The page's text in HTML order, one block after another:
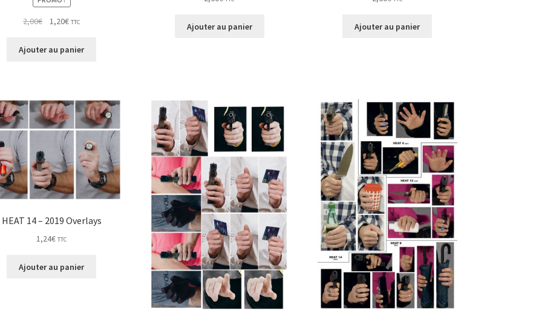
2,00€
Le
initial
1,20€Le
actuel
TTC
Ajouter au panier
Ajouter au panier Ajouter au panier
HEAT 14 – 2019 Overlays
1,24€ TTC
Ajouter au panier